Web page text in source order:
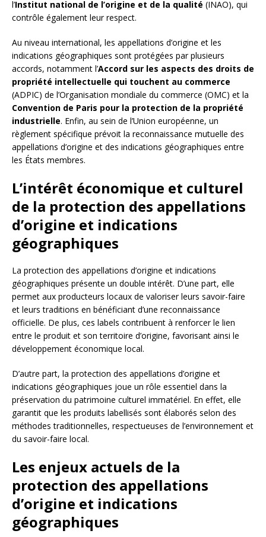
l’Institut national de l’origine et de la qualité (INAO), qui
contrôle également leur respect.
Au niveau international, les appellations d’origine et les
indications géographiques sont protégées par plusieurs
accords, notamment l’Accord sur les aspects des droits de
propriété intellectuelle qui touchent au commerce
(ADPIC) de l’Organisation mondiale du commerce (OMC) et la
Convention de Paris pour la protection de la propriété
industrielle. Enfin, au sein de l’Union européenne, un
règlement spécifique prévoit la reconnaissance mutuelle des
appellations d’origine et des indications géographiques entre
les États membres.
L’intérêt économique et culturel
de la protection des appellations
d’origine et indications
géographiques
La protection des appellations d’origine et indications
géographiques présente un double intérêt. D’une part, elle
permet aux producteurs locaux de valoriser leurs savoir-faire
et leurs traditions en bénéficiant d’une reconnaissance
officielle. De plus, ces labels contribuent à renforcer le lien
entre le produit et son territoire d’origine, favorisant ainsi le
développement économique local.
D’autre part, la protection des appellations d’origine et
indications géographiques joue un rôle essentiel dans la
préservation du patrimoine culturel immatériel. En effet, elle
garantit que les produits labellisés sont élaborés selon des
méthodes traditionnelles, respectueuses de l’environnement et
du savoir-faire local.
Les enjeux actuels de la
protection des appellations
d’origine et indications
géographiques